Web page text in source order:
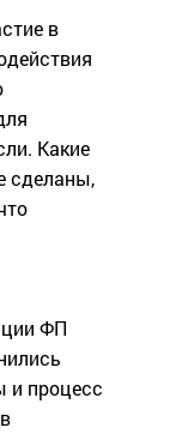
в
Какие
сделаны,
ФП
и процесс